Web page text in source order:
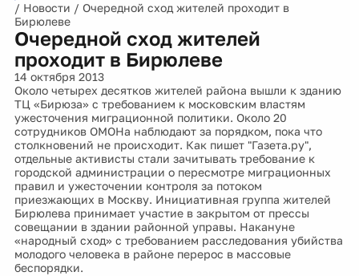
/ Новости / Очередной сход жителей проходит в
Бирюлеве
Очередной сход жителей
проходит в Бирюлеве
14 октября 2013
Около четырех десятков жителей района вышли к зданию
ТЦ «Бирюза» с требованием к московским властям
ужесточения миграционной политики. Около 20
сотрудников ОМОНа наблюдают за порядком, пока что
столкновений не происходит. Как пишет "Газета.ру",
отдельные активисты стали зачитывать требование к
городской администрации о пересмотре миграционных
правил и ужесточении контроля за потоком
приезжающих в Москву. Инициативная группа жителей
Бирюлева принимает участие в закрытом от прессы
совещании в здании районной управы. Накануне
«народный сход» с требованием расследования убийства
молодого человека в районе перерос в массовые
беспорядки.